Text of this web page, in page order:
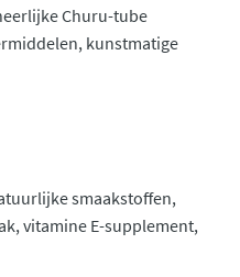
Churu-tube
kunstmatige
smaakstoffen,
vitamine E-supplement,